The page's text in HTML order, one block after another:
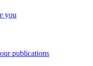
you
publications